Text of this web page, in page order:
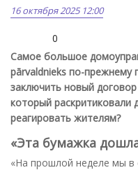
16 октября 2025 12:00
0
Самое большое
pārvaldnieks по-прежнему
заключить новый
который раскритиковали
реагировать жителям?
«Эта бумажка
«На прошлой неделе мы в